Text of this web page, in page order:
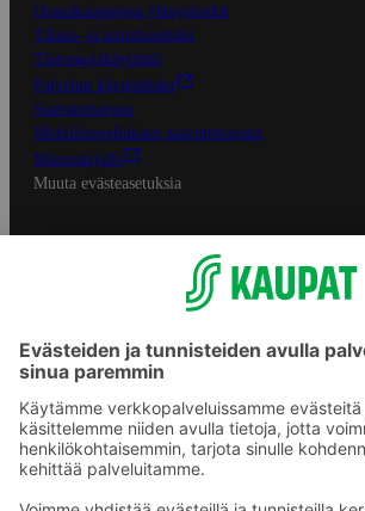
Osuuskauppojen yhteystiedot
Tilaus- ja toimitusehdot
Tietosuojakäytäntö
Palvelun käyttöehdot
Saavutettavuus
Mobiilisovelluksen saavutettavuus
Mainostajalle
Muuta evästeasetuksia
S-ryhmän palvelut
S-ryhmä
Asiakasomistajuus
S-ostoslista -sovellus
Prisma.fi
Sokos.fi
S-Pankki